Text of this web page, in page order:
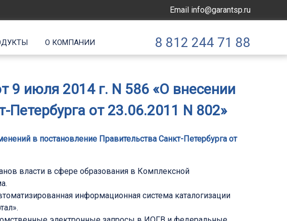
Email info@garantsp.ru
О КОМПАНИИ 8 812 244 71 88
9 июля 2014 г. N 586 «О внесении
от 23.06.2011 N 802»
в постановление Правительства Санкт-Петербурга от
власти в сфере образования в Комплексной
информационная система каталогизации